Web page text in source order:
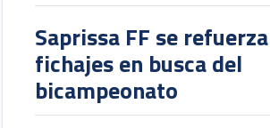
Saprissa FF se
fichajes en busca del
bicampeonato